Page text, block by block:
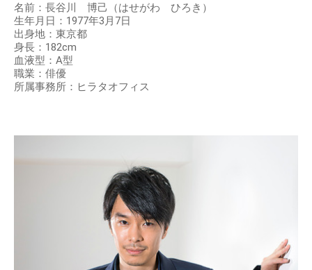
名前：長谷川 博己（はせがわ ひろき）
生年月日：1977年3月7日
出身地：東京都
身長：182cm
血液型：A型
職業：俳優
所属事務所：ヒラタオフィス